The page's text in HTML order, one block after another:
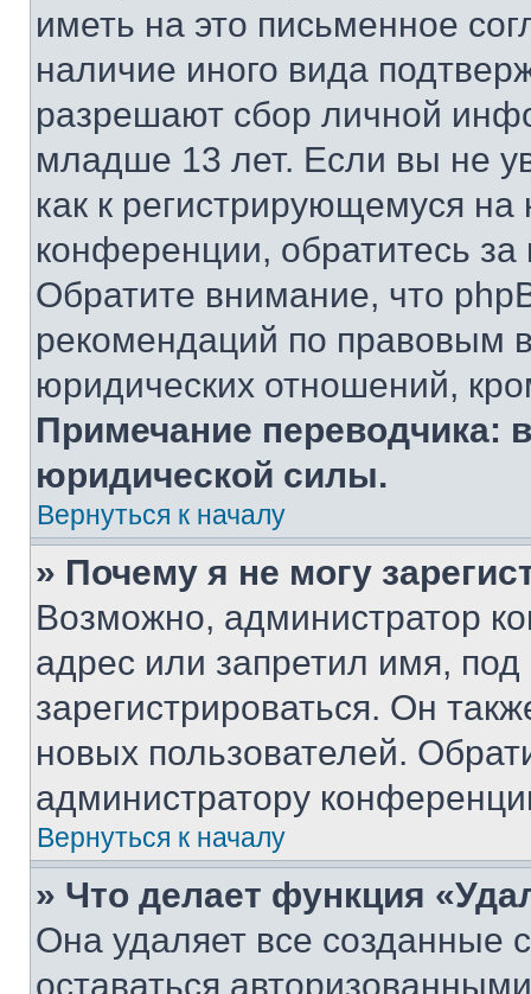
иметь на это письменное
наличие иного вида
разрешают сбор личной
младше 13 лет. Если вы не
как к регистрирующемуся
конференции, обратитесь
Обратите внимание, что
рекомендаций по правовым
юридических отношений,
Примечание переводчика:
юридической силы.
Вернуться к началу
» Почему я не могу
Возможно, администратор
адрес или запретил имя,
зарегистрироваться. Он
новых пользователей.
администратору
Вернуться к началу
» Что делает функция
Она удаляет все созданные
оставаться